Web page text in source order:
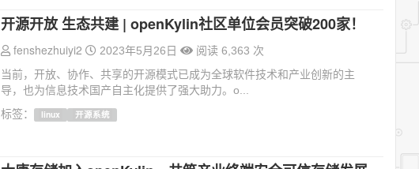
开源开放 生态共建 | openKylin社区单位会员突破200家！
fenshezhuiyi2 2023年5月26日
阅读 6,363 次
当前，开放、协作、共享的开源模式已成为全球软件技术和产业创新的主
导，也为信息技术国产自主化提供了强大助力。o...
标签：
linux 开源系统